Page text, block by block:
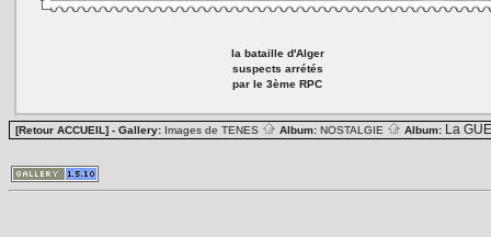
la bataille d'Alger
suspects arrétés
par le 3ème RPC
[Retour ACCUEIL] - Gallery: Images de TENES Album: NOSTALGIE Album: La